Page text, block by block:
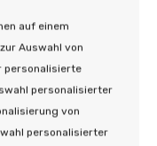
auf einem
Auswahl von
personalisierte
personalisierter
von
personalisierter